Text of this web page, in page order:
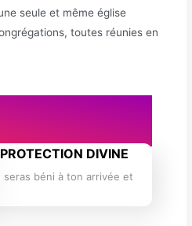
seule et même église
toutes réunies en
DIVINE
seras béni à ton arrivée et